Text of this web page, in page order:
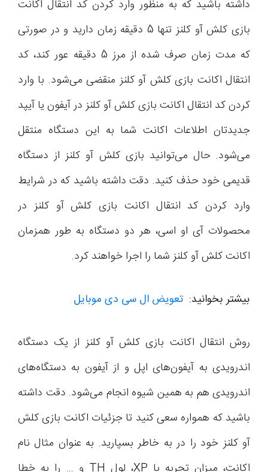
داشته باشید که به منظور وارد کردن کد انتقال اکانت
بازی کلش آو کلنز تنها 5 دقیقه زمان دارید و در صورتی
که مدت زمان صرف شده از مرز 5 دقیقه عور کند، کد
انتقال اکانت بازی کلش آو کلنز منقضی می‌شود. با وارد
کردن کد انتقال اکانت بازی کلش آو کلنز در آیفون یا آیپد
جدیدتان اطلاعات اکانت شما به این دستگاه منتقل
می‌شود. حال می‌توانید بازی کلش آو کلنز از دستگاه
قدیمی خود حذف کنید. دقت داشته باشید که در شرایط
وارد کردن کد انتقال اکانت بازی کلش آو کلنز در
محصولات آی او اسی، هر دو دستگاه به طور همزمان
اکانت کلش آو کلنز شما را اجرا خواهند کرد.
بیشتر بخوانید: تعویض ال سی دی موبایل
روش انتقال اکانت بازی کلش آو کلنز از یک دستگاه
اندرویدی به آیفون‌های اپل و از آیفون به دستگاه‌های
اندرویدی هم به همین شیوه انجام می‌شود. دقت داشته
باشید که همواره سعی کنید تا جزئیات اکانت بازی کلش
آو کلنز خود را در به خاطر بسپارید. به عنوان مثال نام